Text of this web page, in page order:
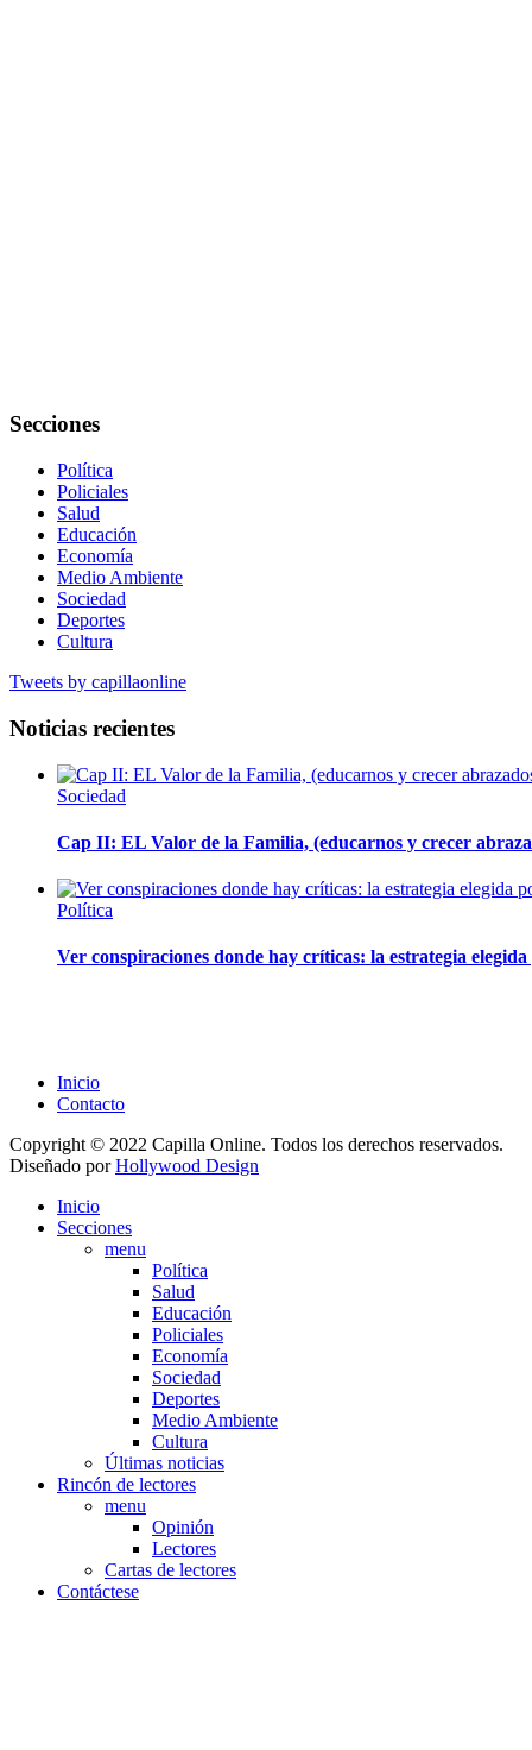
Secciones
Política
Policiales
Salud
Educación
Economía
Medio Ambiente
Sociedad
Deportes
Cultura
Tweets by capillaonline
Noticias recientes
Sociedad
Cap II: EL Valor de la Familia, (educarnos y crecer
Política
Ver conspiraciones donde hay críticas: la estrategia
Inicio
Contacto
Copyright © 2022 Capilla Online. Todos los derechos reservados.
Diseñado porHollywood Design
Inicio
Secciones
menu
Política
Salud
Educación
Policiales
Economía
Sociedad
Deportes
Medio Ambiente
Cultura
Últimas noticias
Rincón de lectores
menu
Opinión
Lectores
Cartas de lectores
Contáctese